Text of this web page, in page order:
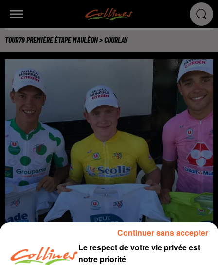
TOUR79 PREMIÈRE ÉTAPE MAULÉON > COURLAY
Le respect de votre vie privée est
notre priorité
Continuer sans accepter